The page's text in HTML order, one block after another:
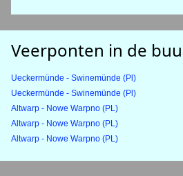
Veerponten in de
Ueckermünde - Swinemünde (Pl)
Ueckermünde - Swinemünde (Pl)
Altwarp - Nowe Warpno (PL)
Altwarp - Nowe Warpno (PL)
Altwarp - Nowe Warpno (PL)